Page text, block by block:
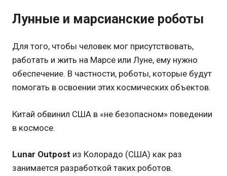
Лунные и марсианские роботы
Для того, чтобы человек мог присутствовать,
работать и жить на Марсе или Луне, ему нужно
обеспечение. В частности, роботы, которые будут
помогать в освоении этих космических объектов.
Китай обвинил США в «не безопасном» поведении
в космосе.
Lunar Outpost из Колорадо (США) как раз
занимается разработкой таких роботов.